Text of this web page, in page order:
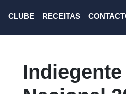
CLUBE RECEITAS